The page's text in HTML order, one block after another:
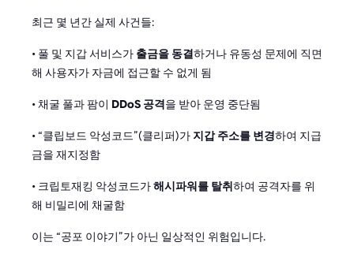
최근 몇 년간 실제 사건들:
• 풀 및 지갑 서비스가 출금을 동결하거나 유동성 문제에 직면
해 사용자가 자금에 접근할 수 없게 됨
• 채굴 풀과 팜이 DDoS 공격을 받아 운영 중단됨
• “클립보드 악성코드”(클리퍼)가 지갑 주소를 변경하여 지급
금을 재지정함
• 크립토재킹 악성코드가해시파워를 탈취하여 공격자를 위
해 비밀리에 채굴함
이는 “공포 이야기”가 아닌 일상적인 위험입니다.